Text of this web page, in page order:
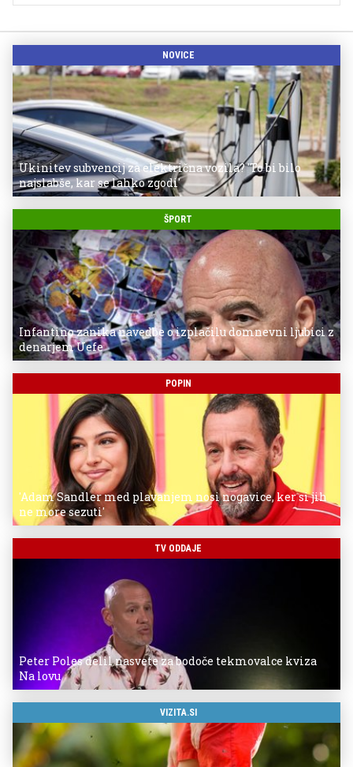
NOVICE
Ukinitev subvencij za električna vozila? 'To bi bilo
najslabše, kar se lahko zgodi'
ŠPORT
Infantino zanika navedbe o izplačilu domnevni ljubici z
denarjem Uefe
POPIN
'Adam Sandler med plavanjem nosi nogavice, ker si jih
ne more sezuti'
TV ODDAJE
Peter Poles delil nasvete za bodoče tekmovalce kviza
Na lovu
VIZITA.SI